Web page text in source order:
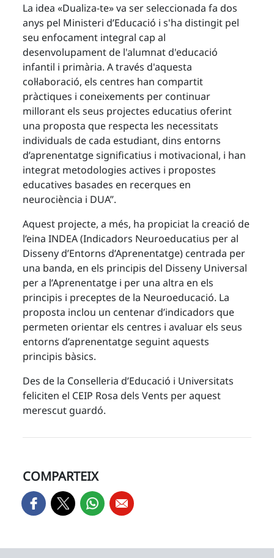
La idea «Dualiza-te» va ser seleccionada fa dos
anys pel Ministeri d’Educació i s'ha distingit pel
seu enfocament integral cap al
desenvolupament de l'alumnat d'educació
infantil i primària. A través d'aquesta
col·laboració, els centres han compartit
pràctiques i coneixements per continuar
millorant els seus projectes educatius oferint
una proposta que respecta les necessitats
individuals de cada estudiant, dins entorns
d’aprenentatge significatius i motivacional, i han
integrat metodologies actives i propostes
educatives basades en recerques en
neurociència i DUA”.
Aquest projecte, a més, ha propiciat la creació de
l’eina INDEA (Indicadors Neuroeducatius per al
Disseny d’Entorns d’Aprenentatge) centrada per
una banda, en els principis del Disseny Universal
per a l’Aprenentatge i per una altra en els
principis i preceptes de la Neuroeducació. La
proposta inclou un centenar d’indicadors que
permeten orientar els centres i avaluar els seus
entorns d’aprenentatge seguint aquests
principis bàsics.
Des de la Conselleria d’Educació i Universitats
feliciten el CEIP Rosa dels Vents per aquest
merescut guardó.
COMPARTEIX